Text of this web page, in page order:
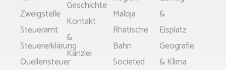
Zweigstelle
Steueramt
Steuererklärung
Quellensteuer
Geschichte
Kontakt
&
Kanzlei
Maloja
Rhätische
Bahn
Societed
&
Eisplatz
Geografie
& Klima